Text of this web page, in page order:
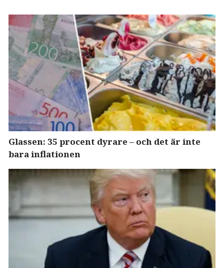
Glassen: 35 procent dyrare – och det är inte
bara inflationen